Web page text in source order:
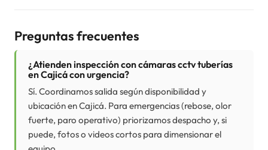
Preguntas frecuentes
¿Atienden inspección con cámaras cctv tuberías
en Cajicá con urgencia?
Sí. Coordinamos salida según disponibilidad y
ubicación en Cajicá. Para emergencias (rebose, olor
fuerte, paro operativo) priorizamos despacho y, si
puede, fotos o videos cortos para dimensionar el